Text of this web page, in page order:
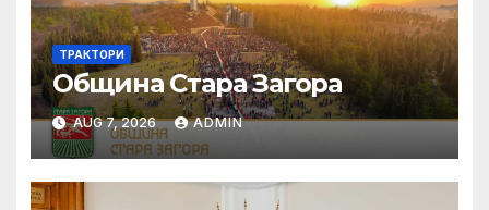
ТРАКТОРИ
Община Стара Загора
AUG 7, 2026 ADMIN